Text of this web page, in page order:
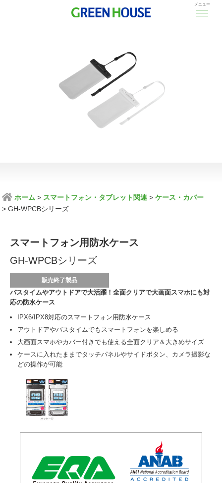
メニュー
ホーム スマートフォン・タブレット関連
ケース・カバー
GH-WPCBシリーズ
スマートフォン用防水ケース
GH-WPCBシリーズ
販売終了製品
バスタイムやアウトドアで大活躍！全面クリアで大画面スマホにも対
応の防水ケース
IPX6/IPX8対応のスマートフォン用防水ケース
アウトドアやバスタイムでもスマートフォンを楽しめる
大画面スマホやカバー付きでも使える全面クリア＆大きめサイズ
ケースに入れたままでタッチパネルやサイドボタン、カメラ撮影な
どの操作が可能